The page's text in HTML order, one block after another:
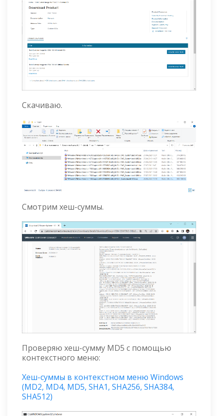
Скачиваю.
Смотрим хеш-суммы.
Проверяю хеш-сумму MD5 с помощью
контекстного меню:
Хеш-суммы в контекстном меню Windows
(MD2, MD4, MD5, SHA1, SHA256, SHA384,
SHA512)